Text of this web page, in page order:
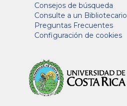
Consejos de búsqueda
Consulte a un Bibliotecario
Preguntas Frecuentes
Configuración de cookies